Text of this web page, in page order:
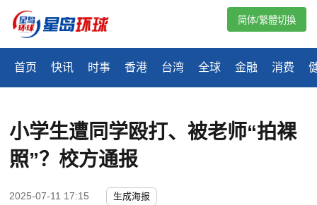
首页 快讯 时事 香港 台湾 全球 金融 消费
简体/繁體切換
小学生遭同学殴打、被老师“拍裸
照”？校方通报
2025-07-11 17:15 生成海报